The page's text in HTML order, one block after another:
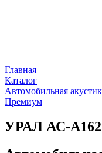
Главная
Каталог
Автомобильная
Премиум
УРАЛ АС-